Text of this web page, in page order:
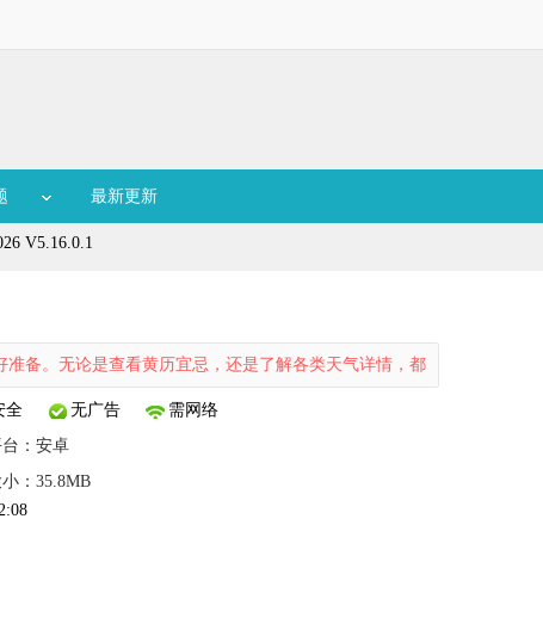
最新更新
V5.16.0.1
查看黄历宜忌，还是了解各类天气详情，都能让你出行前做好充分规
全 无广告
需网络
： 安卓
小：35.8MB